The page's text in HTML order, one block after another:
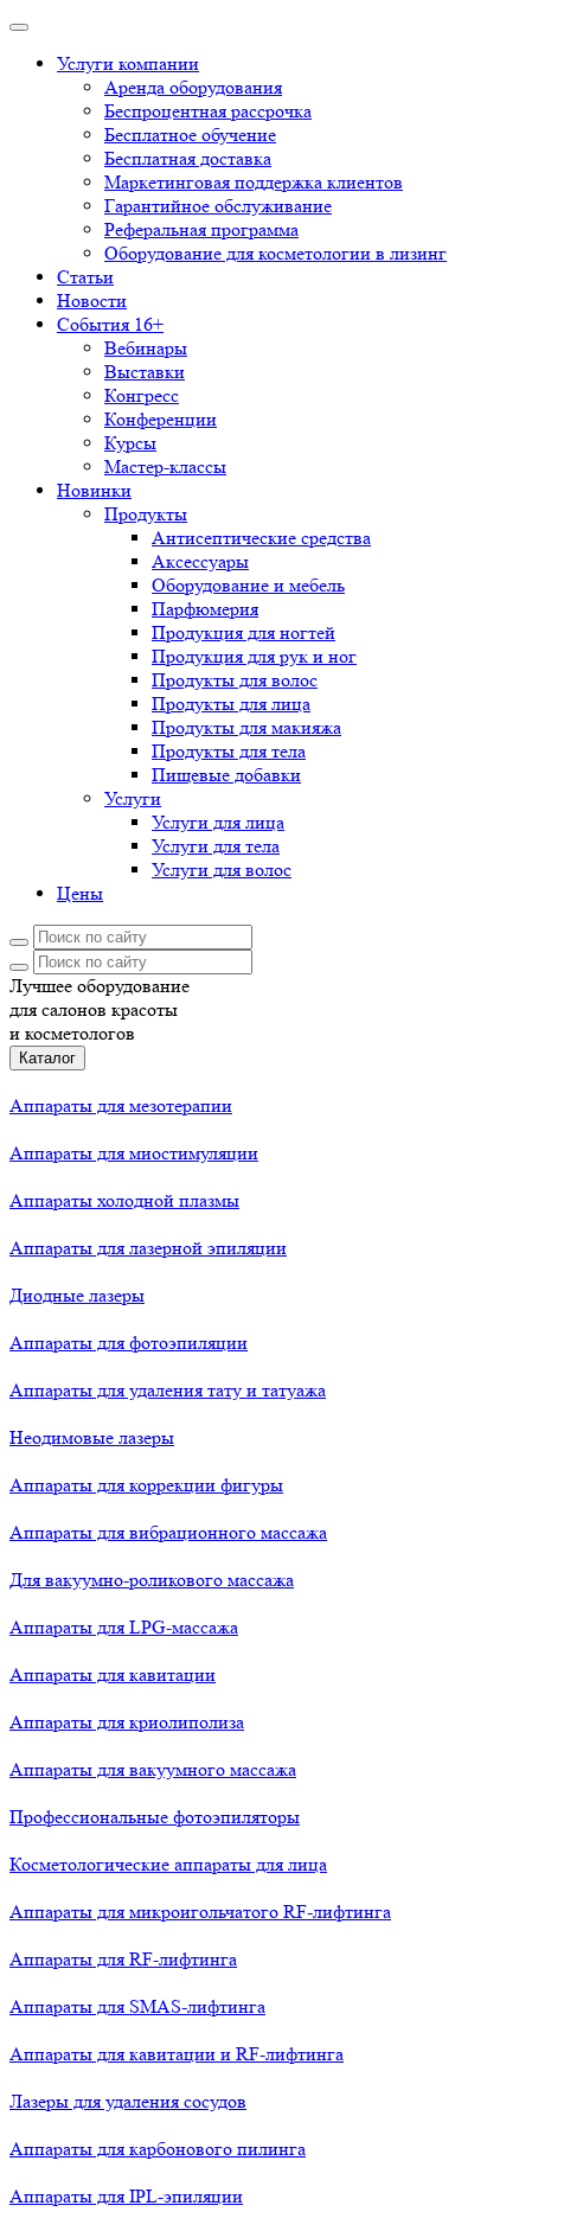
Услуги компании
Аренда оборудования
Беспроцентная рассрочка
Бесплатное обучение
Бесплатная доставка
Маркетинговая поддержка клиентов
Гарантийное обслуживание
Реферальная программа
Оборудование для косметологии в лизинг
Статьи
Новости
События 16+
Вебинары
Выставки
Конгресс
Конференции
Курсы
Мастер-классы
Новинки
Продукты
Антисептические средства
Аксессуары
Оборудование и мебель
Парфюмерия
Продукция для ногтей
Продукция для рук и ног
Продукты для волос
Продукты для лица
Продукты для макияжа
Продукты для тела
Пищевые добавки
Услуги
Услуги для лица
Услуги для тела
Услуги для волос
Цены
Лучшее оборудование
для салонов красоты
и косметологов
Каталог
Аппараты для мезотерапии
Аппараты для миостимуляции
Аппараты холодной плазмы
Аппараты для лазерной эпиляции
Диодные лазеры
Аппараты для фотоэпиляции
Аппараты для удаления тату и татуажа
Неодимовые лазеры
Аппараты для коррекции фигуры
Аппараты для вибрационного массажа
Для вакуумно-роликового массажа
Аппараты для LPG-массажа
Аппараты для кавитации
Аппараты для криолиполиза
Аппараты для вакуумного массажа
Профессиональные фотоэпиляторы
Косметологические аппараты для лица
Аппараты для микроигольчатого RF-лифтинга
Аппараты для RF-лифтинга
Аппараты для SMAS-лифтинга
Аппараты для кавитации и RF-лифтинга
Лазеры для удаления сосудов
Аппараты для карбонового пилинга
Аппараты для IPL-эпиляции